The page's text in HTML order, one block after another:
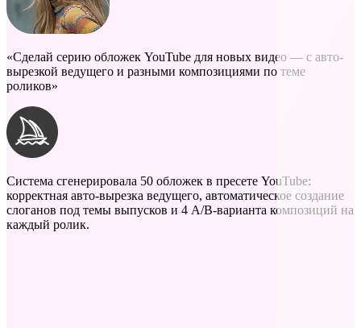
«Сделай серию обложек YouTube для новых видео — с авто-
вырезкой ведущего и разными композициями по теме
роликов»
Система сгенерировала 50 обложек в пресете YouTube:
корректная авто-вырезка ведущего, автоматическое создание
слоганов под темы выпусков и 4 A/B-варианта композиций на
каждый ролик.